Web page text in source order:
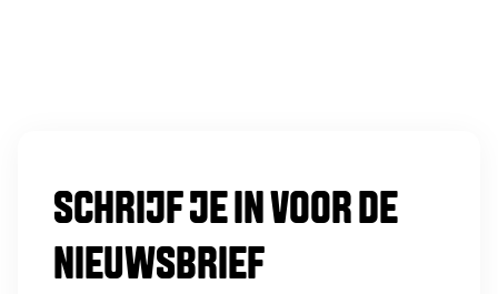
SCHRIJF JE IN VOOR DE
NIEUWSBRIEF